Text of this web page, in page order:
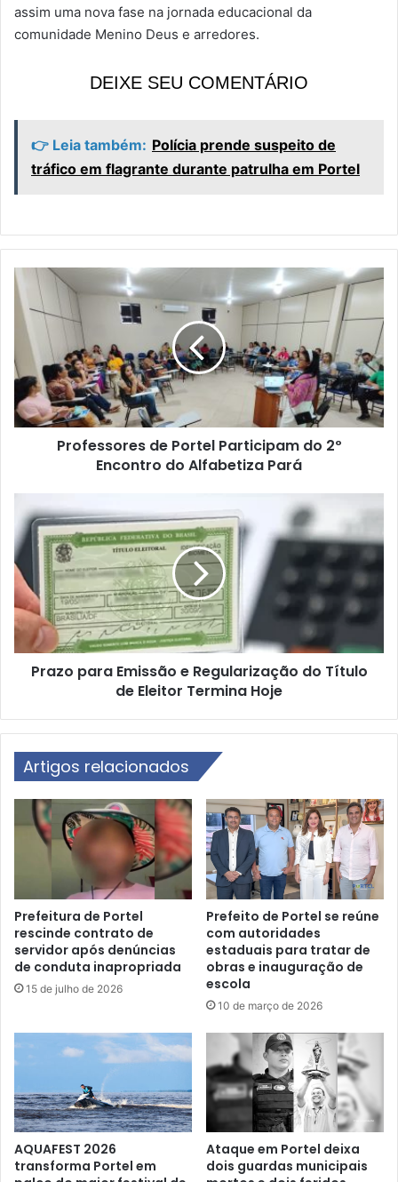
assim uma nova fase na jornada educacional da
comunidade Menino Deus e arredores.
DEIXE SEU COMENTÁRIO
👉 Leia também: Polícia prende suspeito de
tráfico em flagrante durante patrulha em Portel
P
s
o
r
o
r
t
e
l
P
c
a
m
n
c
o
n
t
d
o
l
f
a
b
e
Professores de Portel Participam do 2º
Encontro do Alfabetiza Pará
a
z
o
p
a
r
a
o
e
a
r
i
z
a
o
d
T
í
t
u
l
Prazo para Emissão e Regularização do Título
de Eleitor Termina Hoje
Artigos relacionados
Prefeitura de Portel
rescinde contrato de
servidor após denúncias
de conduta inapropriada
15 de julho de 2026
Prefeito de Portel se reúne
com autoridades
estaduais para tratar de
obras e inauguração de
escola
10 de março de 2026
AQUAFEST 2026
transforma Portel em
Ataque em Portel deixa
dois guardas municipais